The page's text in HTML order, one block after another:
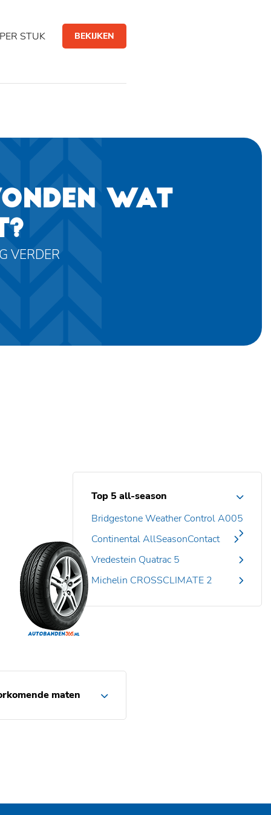
PER STUK BEKIJKEN
WAT
VERDER
Top 5 all-season
Bridgestone Weather Control A005
Continental AllSeasonContact
Vredestein Quatrac 5
Michelin CROSSCLIMATE 2
maten